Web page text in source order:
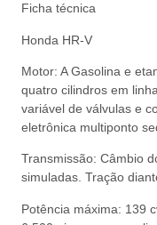
Ficha técnica
Honda HR-V
Motor: A Gasolina e
quatro cilindros em
variável de válvulas e
eletrônica multiponto
Transmissão: Câmbio
simuladas. Tração
Potência máxima: 139